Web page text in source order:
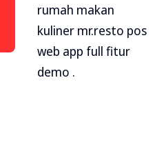
rumah makan
kuliner mr.resto pos
web app full fitur
demo .